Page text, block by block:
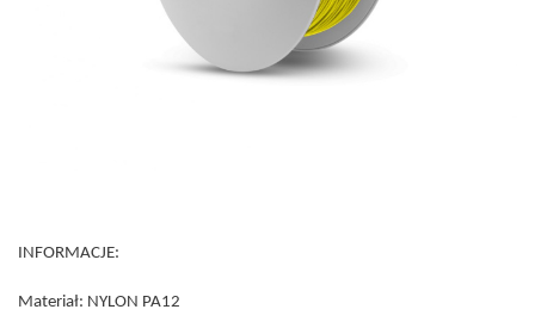
INFORMACJE:
Materiał: NYLON PA12